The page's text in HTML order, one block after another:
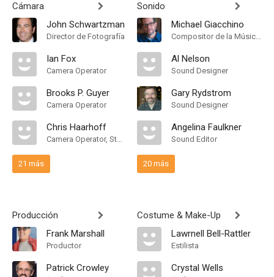
Cámara
John Schwartzman
Director de Fotografía
Ian Fox
Camera Operator
Brooks P. Guyer
Camera Operator
Chris Haarhoff
Camera Operator, Steadicam Operator
21 más
Producción
Frank Marshall
Productor
Patrick Crowley
Sonido
Michael Giacchino
Compositor de la Música Original
Al Nelson
Sound Designer
Gary Rydstrom
Sound Designer
Angelina Faulkner
Sound Editor
20 más
Costume & Make-Up
Lawrnell Bell-Rattler
Estilista
Crystal Wells